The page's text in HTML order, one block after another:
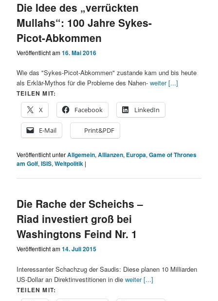
Die Idee des „verrückten
Mullahs“: 100 Jahre Sykes-
Picot-Abkommen
Veröffentlicht am16. Mai 2016
Wie das "Sykes-Picot-Abkommen" zustande kam und bis heute
als Erklär-Mythos für die Probleme des Nahen-weiter [...]
TEILEN MIT:
X
Facebook LinkedIn
E-Mail Print&PDF
Veröffentlicht unterAllgemein,Allianzen, Europa,Game of Thrones
am Golf,ISIS,Weltpolitik |
Die Rache der Scheichs –
Riad investiert groß bei
Washingtons Feind Nr. 1
Veröffentlicht am14. Juli 2015
Interessanter Schachzug der Saudis: Diese planen 10 Milliarden
US-Dollar an Direktinvestitionen in dieweiter [...]
TEILEN MIT: